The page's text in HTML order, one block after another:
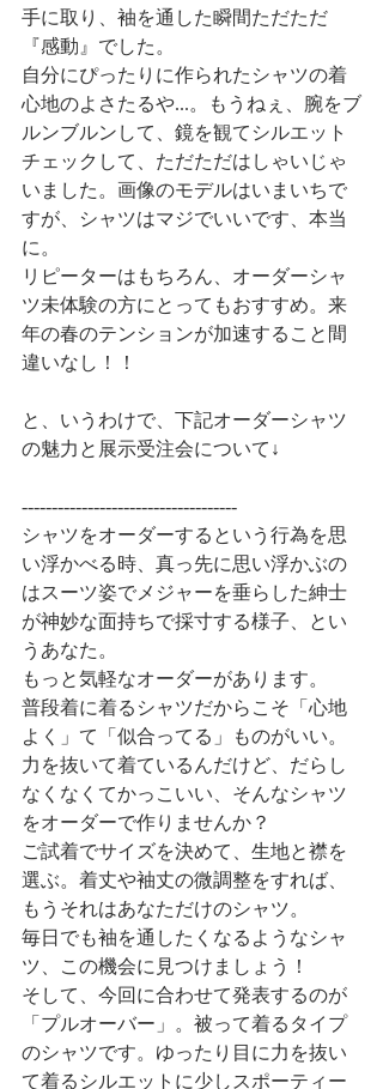
手に取り、袖を通した瞬間ただただ
『感動』でした。
自分にぴったりに作られたシャツの着
心地のよさたるや...。もうねぇ、腕をブ
ルンブルンして、鏡を観てシルエット
チェックして、ただただはしゃいじゃ
いました。画像のモデルはいまいちで
すが、シャツはマジでいいです、本当
に。
リピーターはもちろん、オーダーシャ
ツ未体験の方にとってもおすすめ。来
年の春のテンションが加速すること間
違いなし！！
と、いうわけで、下記オーダーシャツ
の魅力と展示受注会について↓
------------------------------------
シャツをオーダーするという行為を思
い浮かべる時、真っ先に思い浮かぶの
はスーツ姿でメジャーを垂らした紳士
が神妙な面持ちで採寸する様子、とい
うあなた。
もっと気軽なオーダーがあります。
普段着に着るシャツだからこそ「心地
よく」て「似合ってる」ものがいい。
力を抜いて着ているんだけど、だらし
なくなくてかっこいい、そんなシャツ
をオーダーで作りませんか？
ご試着でサイズを決めて、生地と襟を
選ぶ。着丈や袖丈の微調整をすれば、
もうそれはあなただけのシャツ。
毎日でも袖を通したくなるようなシャ
ツ、この機会に見つけましょう！
そして、今回に合わせて発表するのが
「プルオーバー」。被って着るタイプ
のシャツです。ゆったり目に力を抜い
て着るシルエットに少しスポーティー